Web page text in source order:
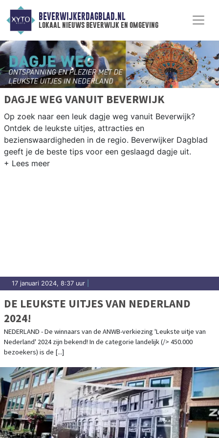
BEVERWIJKERDAGBLAD.NL
lokaal nieuws beverwijk en omgeving
DAGJE WEG VANUIT BEVERWIJK
Op zoek naar een leuk dagje weg vanuit Beverwijk?
Ontdek de leukste uitjes, attracties en
bezienswaardigheden in de regio. Beverwijker Dagblad
geeft je de beste tips voor een geslaagd dagje uit.
17 januari 2024, 8:37 uur
DE LEUKSTE UITJES VAN NEDERLAND
2024!
NEDERLAND - De winnaars van de ANWB-verkiezing 'Leukste uitje van
Nederland' 2024 zijn bekend! In de categorie landelijk (/> 450.000
bezoekers) is de [...]